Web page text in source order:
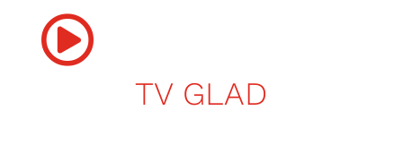

TV GLAD